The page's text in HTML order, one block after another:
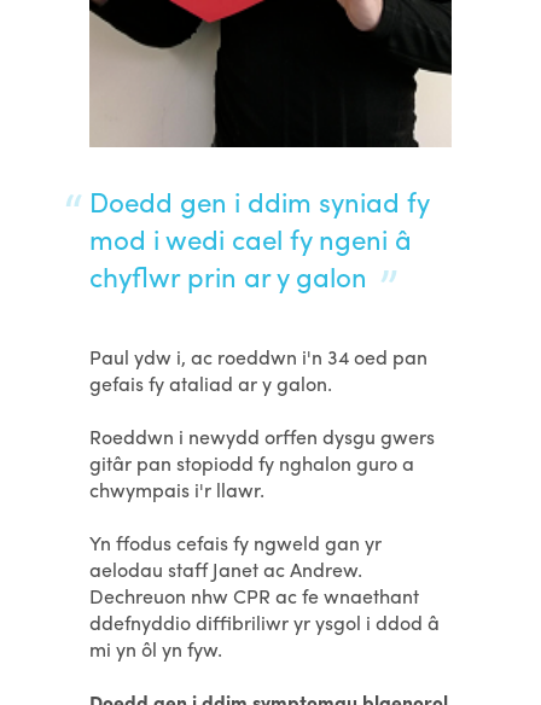
Doedd gen i ddim syniad fy
mod i wedi cael fy ngeni â
chyflwr prin ar y galon
Paul ydw i, ac roeddwn i'n 34 oed pan
gefais fy ataliad ar y galon.
Roeddwn i newydd orffen dysgu gwers
gitâr pan stopiodd fy nghalon guro a
chwympais i'r llawr.
Yn ffodus cefais fy ngweld gan yr
aelodau staff Janet ac Andrew.
Dechreuon nhw CPR ac fe wnaethant
ddefnyddio diffibriliwr yr ysgol i ddod â
mi yn ôl yn fyw.